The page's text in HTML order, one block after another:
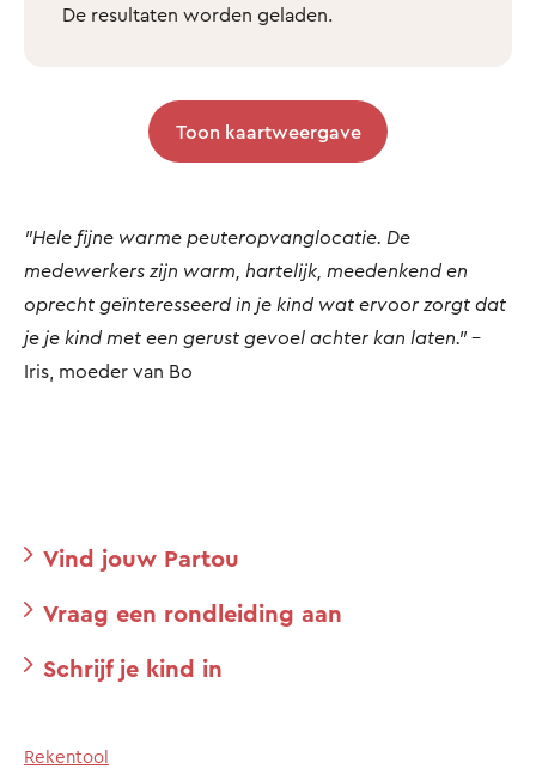
De resultaten worden geladen.
Toon kaartweergave
"Hele fijne warme peuteropvanglocatie. De
medewerkers zijn warm, hartelijk, meedenkend en
oprecht geïnteresseerd in je kind wat ervoor zorgt dat
je je kind met een gerust gevoel achter kan laten."-
Iris, moeder van Bo
Vind jouw Partou
Vraag een rondleiding aan
Schrijf je kind in
Rekentool